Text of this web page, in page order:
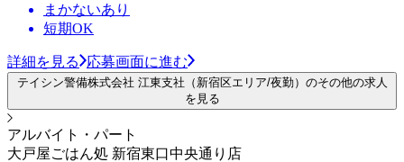
まかないあり
短期OK
詳細を見る 応募画面に進む
テイシン警備株式会社 江東支社（新宿区エリア/夜勤）のその他の求人
を見る
アルバイト・パート
大戸屋ごはん処 新宿東口中央通り店